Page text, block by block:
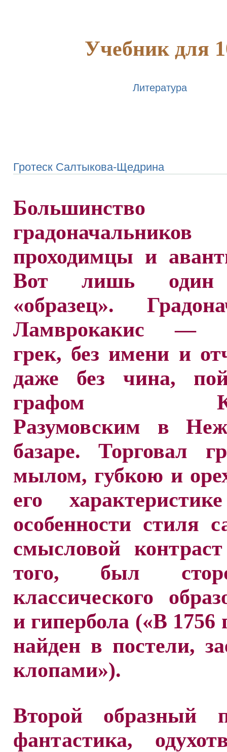
Учебник для
Литература
Гротеск Салтыкова-Щедрина
Большинство
проходимцы и
Вот лишь один
«образец».
Ламврокакис —
грек, без имени и
даже без чина,
графом
Разумовским в
базаре. Торговал
мылом, губкою и
его
особенности стиля
смысловой
того, был
классического
и гипербола («В 1756
найден в постели,
клопами»).
Второй
фантастика,